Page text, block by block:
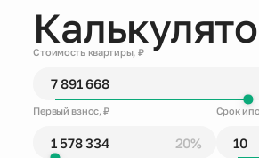
Стоимость квартиры, ₽
Первый взнос, ₽
20%
Срок